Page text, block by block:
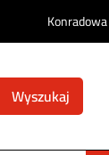
Wyszukaj